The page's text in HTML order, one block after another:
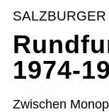
1974-
Zwischen